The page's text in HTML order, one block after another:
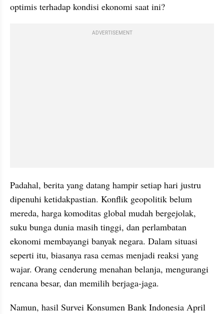
optimis terhadap kondisi ekonomi saat ini?
ADVERTISEMENT
Padahal, berita yang datang hampir setiap hari justru
dipenuhi ketidakpastian. Konflik geopolitik belum
mereda, harga komoditas global mudah bergejolak,
suku bunga dunia masih tinggi, dan perlambatan
ekonomi membayangi banyak negara. Dalam situasi
seperti itu, biasanya rasa cemas menjadi reaksi yang
wajar. Orang cenderung menahan belanja, mengurangi
rencana besar, dan memilih berjaga-jaga.
Namun, hasil Survei Konsumen Bank Indonesia April